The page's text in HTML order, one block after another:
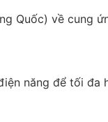
Quốc) về cung
năng để tối đa